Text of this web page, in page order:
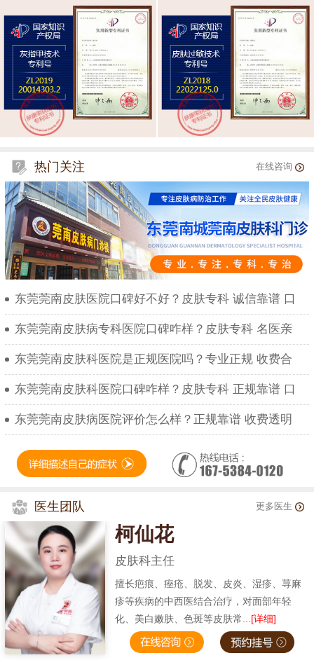
热门关注 在线咨询
东莞莞南皮肤医院口碑好不好？皮肤专科 诚信靠谱 口
东莞莞南皮肤病专科医院口碑咋样？皮肤专科 名医亲
东莞莞南皮肤科医院是正规医院吗？专业正规 收费合
东莞莞南皮肤科医院口碑咋样？皮肤专科 正规靠谱 口
东莞莞南皮肤病医院评价怎么样？正规靠谱 收费透明
医生团队 更多医生
柯仙花
皮肤科主任
擅长疤痕、痤疮、脱发、皮炎、湿疹、荨麻
疹等疾病的中西医结合治疗，对面部年轻
化、美白嫩肤、色斑等皮肤常... [详细]